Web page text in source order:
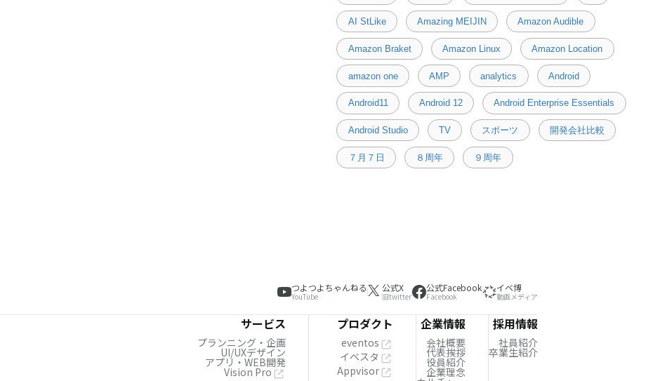
AI StLike Amazing MEIJIN Amazon Audible
Amazon Braket Amazon Linux Amazon Location
amazon one AMP analytics Android
Android11 Android 12 Android Enterprise Essentials
Android Studio TV スポーツ 開発会社比較
７月７日 ８周年 ９周年
つよつよちゃんねる
YouTube
公式X
旧twitter
公式Facebook
Facebook
イベ博
動画メディア
サービス
プランニング・企画
UI/UXデザイン
アプリ・WEB開発
Vision Pro
プロダクト
eventos
イベスタ
Appvisor
企業情報
会社概要
代表挨拶
役員紹介
企業理念
採用情報
社員紹介
卒業生紹介